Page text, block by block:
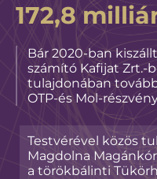
172,8
Bár 2020-ban
számító Kafijat Zrt.-
tulajdonában
OTP-és Mol-
Testvérével közös
Magdolna
a törökbálinti